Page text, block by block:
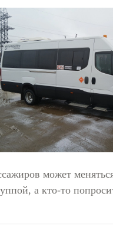
может
а кто-то